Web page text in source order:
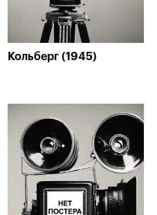
Кольберг (1945)